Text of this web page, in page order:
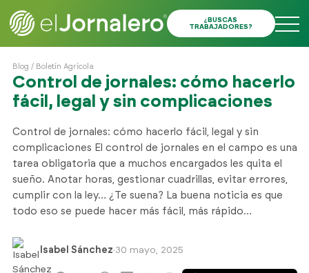
¿BUSCAS
TRABAJADORES?
Blog / Boletín Agrícola
Control de jornales: cómo hacerlo
fácil, legal y sin complicaciones
Control de jornales: cómo hacerlo fácil, legal y sin
complicaciones El control de jornales en el campo es una
tarea obligatoria que a muchos encargados les quita el
sueño. Anotar horas, gestionar cuadrillas, evitar errores,
cumplir con la ley… ¿Te suena? La buena noticia es que
todo eso se puede hacer más fácil, más rápido…
Isabel Sánchez·30 mayo, 2025